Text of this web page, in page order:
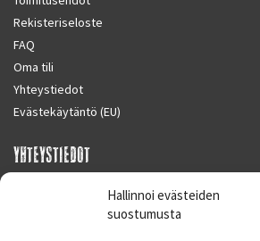
Hallinnoi evästeiden
suostumusta
Rekisteriseloste
FAQ
Oma tili
Yhteystiedot
Evästekäytäntö (EU)
YHTEYSTIEDOT
SUPERMOTO CENTER